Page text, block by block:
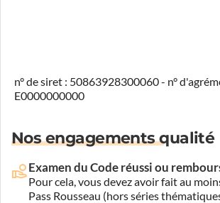
n° de siret : 50863928300060 - n°
E0000000000
Nos engagements qualité
Examen du Code réussi ou
Pour cela, vous devez avoir fait au
Pass Rousseau (hors séries